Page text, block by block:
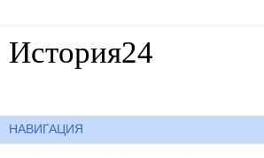
История24